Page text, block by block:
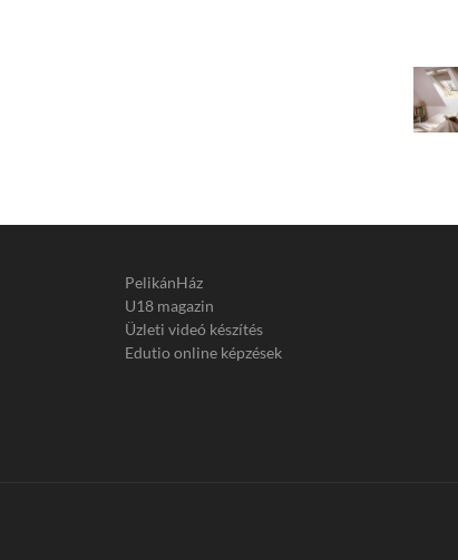
PelikánHáz
U18 magazin
Üzleti videó készítés
Edutio online képzések